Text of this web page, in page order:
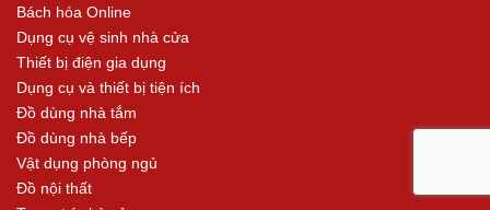
Bách hóa Online
Dụng cụ vệ sinh nhà cửa
Thiết bị điện gia dụng
Dụng cụ và thiết bị tiện ích
Đồ dùng nhà tắm
Đồ dùng nhà bếp
Vật dụng phòng ngủ
Đồ nội thất